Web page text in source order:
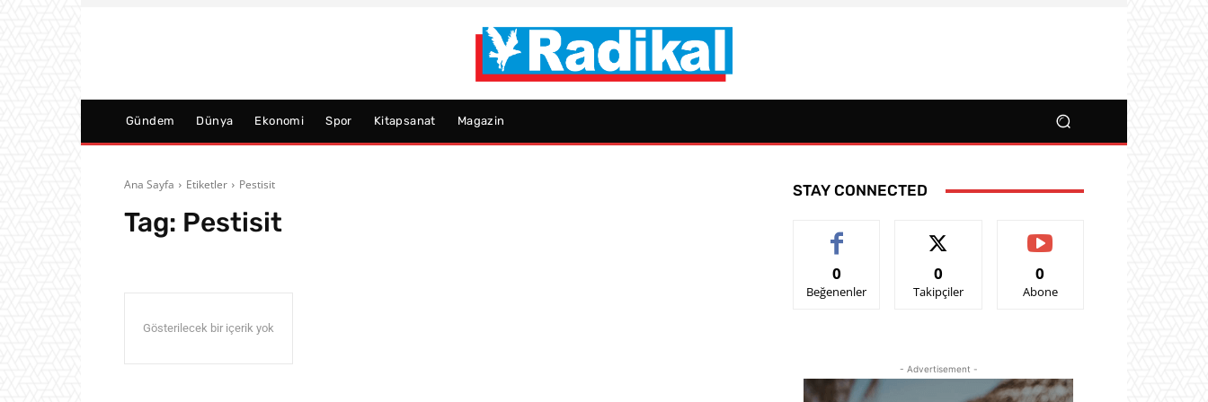
Gündem Dünya Ekonomi Spor Kitapsanat Magazin
Ana Sayfa Etiketler Pestisit
Tag: Pestisit
Gösterilecek bir içerik yok
STAY CONNECTED
0
Beğenenler
0
Takipçiler
0
Abone
- Advertisement -